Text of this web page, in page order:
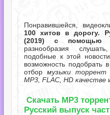
Понравившейся,
100 хитов в дорогу.
(2019) с помощью
разнообразия
подобные к этой
возможность подобрать
отбормузыки торрент
MP3, FLAC, HD качестве
Скачать MP3
Русский выпуск